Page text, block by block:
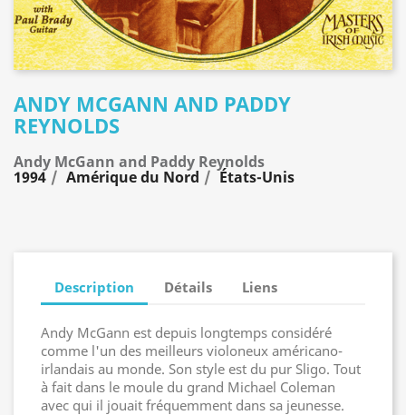
ANDY MCGANN AND PADDY
REYNOLDS
Andy McGann and Paddy Reynolds
1994 Amérique du Nord États-Unis
Description Détails Liens
Andy McGann est depuis longtemps considéré
comme l'un des meilleurs violoneux américano-
irlandais au monde. Son style est du pur Sligo. Tout
à fait dans le moule du grand Michael Coleman
avec qui il jouait fréquemment dans sa jeunesse.